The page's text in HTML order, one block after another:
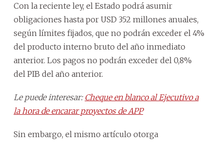
Con la reciente ley, el Estado podrá asumir
obligaciones hasta por USD 352 millones anuales,
según límites fijados, que no podrán exceder el 4%
del producto interno bruto del año inmediato
anterior. Los pagos no podrán exceder del 0,8%
del PIB del año anterior.
Le puede interesar: Cheque en blanco al Ejecutivo a
la hora de encarar proyectos de APP
Sin embargo, el mismo artículo otorga